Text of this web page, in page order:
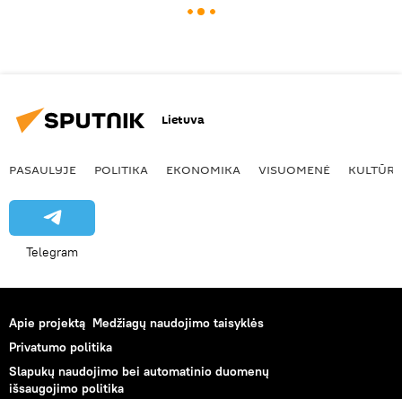
Lietuva
PASAULYJE POLITIKA EKONOMIKA VISUOMENĖ KULTŪRA
Telegram
Apie projektą Medžiagų naudojimo taisyklės
Privatumo politika
Slapukų naudojimo bei automatinio duomenų
išsaugojimo politika